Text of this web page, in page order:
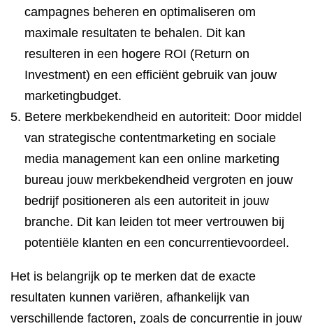
campagnes beheren en optimaliseren om
maximale resultaten te behalen. Dit kan
resulteren in een hogere ROI (Return on
Investment) en een efficiënt gebruik van jouw
marketingbudget.
Betere merkbekendheid en autoriteit: Door middel
van strategische contentmarketing en sociale
media management kan een online marketing
bureau jouw merkbekendheid vergroten en jouw
bedrijf positioneren als een autoriteit in jouw
branche. Dit kan leiden tot meer vertrouwen bij
potentiële klanten en een concurrentievoordeel.
Het is belangrijk op te merken dat de exacte
resultaten kunnen variëren, afhankelijk van
verschillende factoren, zoals de concurrentie in jouw